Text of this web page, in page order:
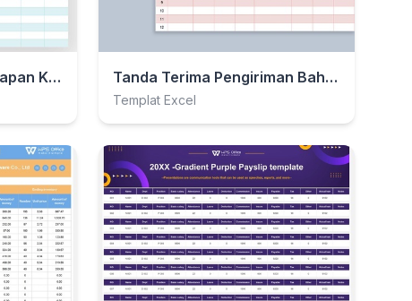
Tanda Terima Perlengkapan Kantor Sederhana Tanda Terima Pengiriman Bahan Baku
Templat Excel